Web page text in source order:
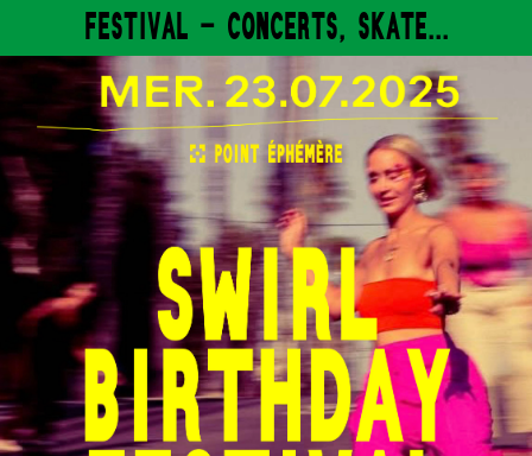
FESTIVAL - CONCERTS, SKATE...